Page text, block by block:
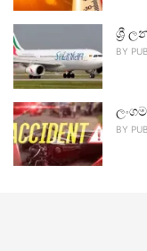
ශ්‍රී
BY
BY